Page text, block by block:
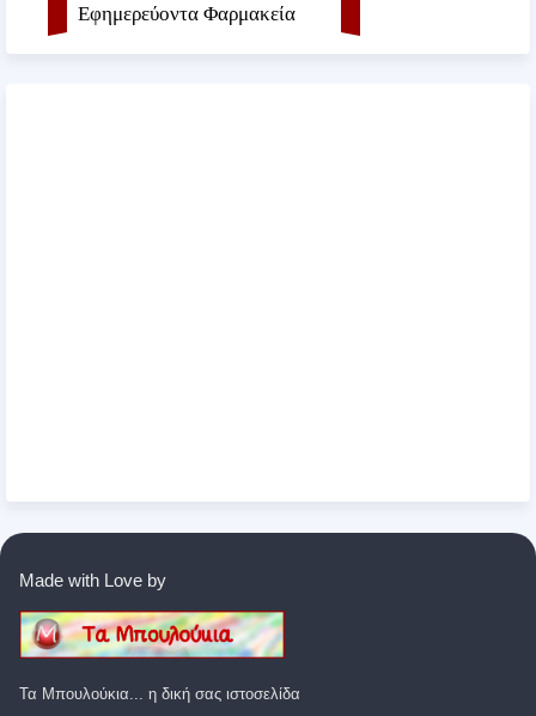
Εφημερεύοντα Φαρμακεία
Made with Love by
Τα Μπουλούκια... η δική σας ιστοσελίδα